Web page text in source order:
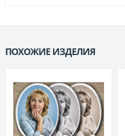
ПОХОЖИЕ ИЗДЕЛИЯ